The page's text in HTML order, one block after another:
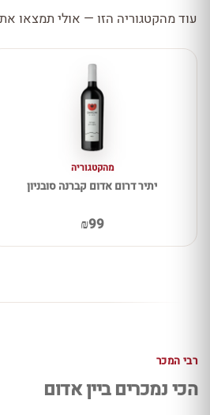
עוד מהקטגוריה הזו — אולי תמצאו
מהקטגוריה
יתיר דרום אדום קברנה סובניון
₪99
רבי המכר
הכי נמכרים ביין אדום